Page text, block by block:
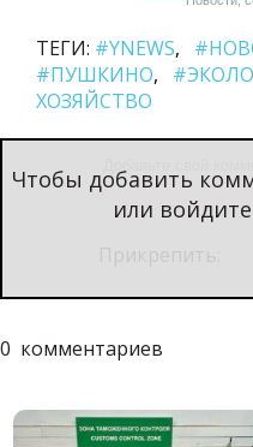
ТЕГИ: #YNEWS
#ПУШКИНО
ХОЗЯЙСТВО
Чтобы добавить
или
0 комментариев